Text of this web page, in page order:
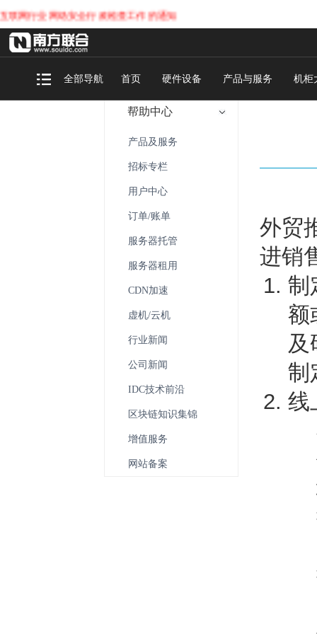
业网络安全行政检查工作的通知
全部导航 首页 硬件设备 产品与服务 机柜
帮助中心
产品及服务
招标专栏
用户中心
订单/账单
服务器托管
服务器租用
CDN加速
虚机/云机
行业新闻
公司新闻
IDC技术前沿
区块链知识集锦
增值服务
网站备案
外贸
进销
制
额
及
制
线